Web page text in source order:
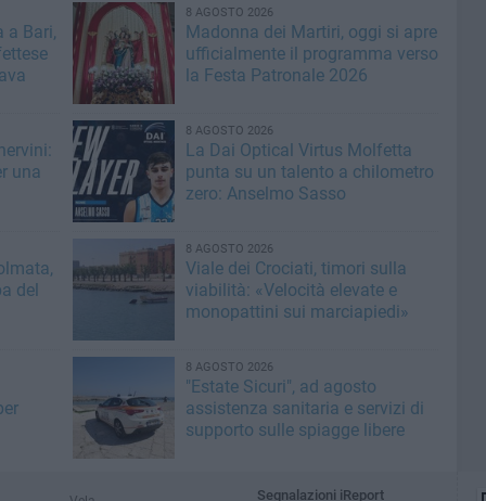
a Bari,
8 AGOSTO 2026
Madonna dei Martiri, oggi si apre
ufficialmente il programma verso
la Festa Patronale 2026
una
8 AGOSTO 2026
La Dai Optical Virtus Molfetta
punta su un talento a chilometro
zero: Anselmo Sasso
del
8 AGOSTO 2026
Viale dei Crociati, timori sulla
viabilità: «Velocità elevate e
monopattini sui marciapiedi»
8 AGOSTO 2026
"Estate Sicuri", ad agosto
assistenza sanitaria e servizi di
supporto sulle spiagge libere
Segnalazioni iReport